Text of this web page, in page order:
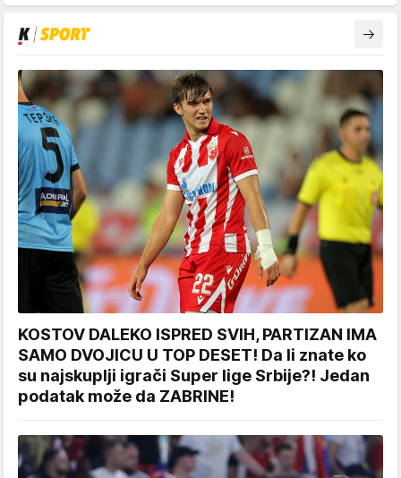
KOSTOV DALEKO ISPRED SVIH, PARTIZAN IMA
SAMO DVOJICU U TOP DESET! Da li znate ko
su najskuplji igrači Super lige Srbije?! Jedan
podatak može da ZABRINE!